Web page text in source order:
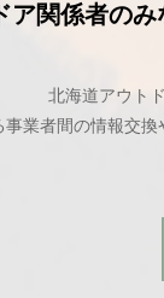
ア関係者の
北海道アウト
事業者間の情報交